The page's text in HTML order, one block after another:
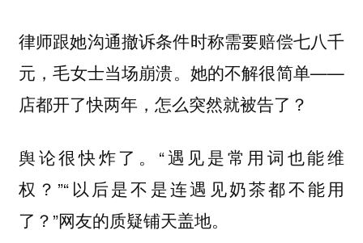
律师跟她沟通撤诉条件时称需要赔偿七八千
元，毛女士当场崩溃。她的不解很简单——
店都开了快两年，怎么突然就被告了？
舆论很快炸了。“遇见是常用词也能维
权？”“以后是不是连遇见奶茶都不能用
了？”网友的质疑铺天盖地。